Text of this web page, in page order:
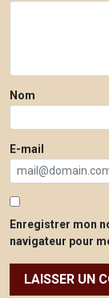
Nom
E-mail
Enregistrer mon
navigateur pour